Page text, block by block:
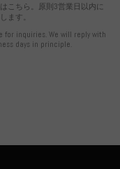
こちら。原則3営業日以内に
ます。
for inquiries. We will reply with
days in principle.